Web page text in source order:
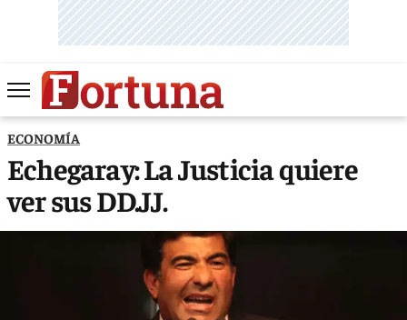
ECONOMÍA
Echegaray: La Justicia quiere
ver sus DD.JJ.